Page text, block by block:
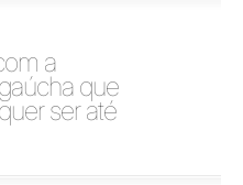
a
que
ser até